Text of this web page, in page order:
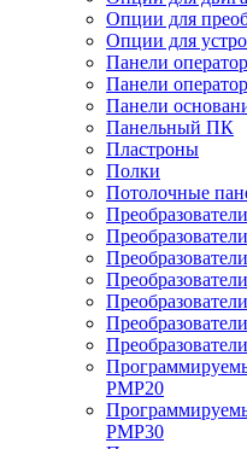
Опции для
Опции для
Панели
Панели
Панели
Панельный ПК
Пластроны
Полки
Потолочные
PMP20
PMP30